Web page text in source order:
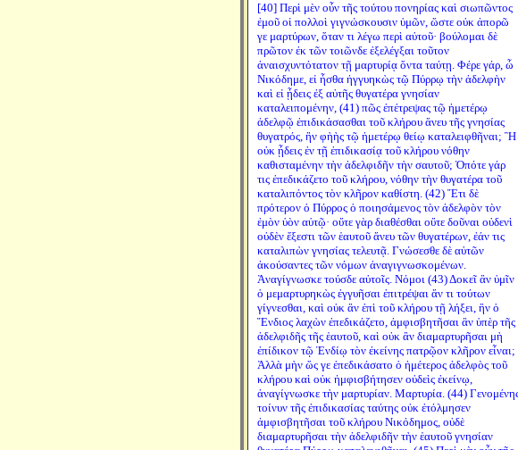
[40] Περὶ μὲν οὖν τῆς τούτου πονηρίας καὶ σιωπῶντος
ἐμοῦ οἱ πολλοὶ γιγνώσκουσιν ὑμῶν, ὥστε οὐκ ἀπορῶ
γε μαρτύρων, ὅταν τι λέγω περὶ αὐτοῦ· βούλομαι δὲ
πρῶτον ἐκ τῶν τοιῶνδε ἐξελέγξαι τοῦτον
ἀναισχυντότατον τῇ μαρτυρίᾳ ὄντα ταύτῃ. Φέρε γάρ, ὦ
Νικόδημε, εἰ ἦσθα ἠγγυηκὼς τῷ Πύρρῳ τὴν ἀδελφὴν
καὶ εἰ ᾖδεις ἐξ αὐτῆς θυγατέρα γνησίαν
καταλειπομένην, (41) πῶς ἐπέτρεψας τῷ ἡμετέρῳ
ἀδελφῷ ἐπιδικάσασθαι τοῦ κλήρου ἄνευ τῆς γνησίας
θυγατρός, ἣν φὴὴς τῷ ἡμετέρῳ θείῳ καταλειφθῆναι; Ἢ
οὐκ ᾖδεις ἐν τῇ ἐπιδικασίᾳ τοῦ κλήρου νόθην
καθισταμένην τὴν ἀδελφιδῆν τὴν σαυτοῦ; Ὁπότε γάρ
τις ἐπεδικάζετο τοῦ κλήρου, νόθην τὴν θυγατέρα τοῦ
καταλιπόντος τὸν κλῆρον καθίστη. (42) Ἔτι δὲ
πρότερον ὁ Πύρρος ὁ ποιησάμενος τὸν ἀδελφὸν τὸν
ἐμὸν ὑὸν αὑτῷ· οὔτε γὰρ διαθέσθαι οὔτε δοῦναι οὐδενὶ
οὐδὲν ἔξεστι τῶν ἑαυτοῦ ἄνευ τῶν θυγατέρων, ἐάν τις
καταλιπὼν γνησίας τελευτᾷ. Γνώσεσθε δὲ αὐτῶν
ἀκούσαντες τῶν νόμων ἀναγιγνωσκομένων.
Ἀναγίγνωσκε τούσδε αὐτοῖς. Νόμοι (43) Δοκεῖ ἂν ὑμῖν
ὁ μεμαρτυρηκὼς ἐγγυῆσαι ἐπιτρέψαι ἄν τι τούτων
γίγνεσθαι, καὶ οὐκ ἂν ἐπὶ τοῦ κλήρου τῇ λήξει, ἣν ὁ
Ἔνδιος λαχὼν ἐπεδικάζετο, ἀμφισβητῆσαι ἂν ὑπὲρ τῆς
ἀδελφιδῆς τῆς ἑαυτοῦ, καὶ οὐκ ἂν διαμαρτυρῆσαι μὴ
ἐπίδικον τῷ Ἐνδίῳ τὸν ἐκείνης πατρῷον κλῆρον εἶναι;
Ἀλλὰ μὴν ὥς γε ἐπεδικάσατο ὁ ἡμέτερος ἀδελφὸς τοῦ
κλήρου καὶ οὐκ ἠμφισβήτησεν οὐδεὶς ἐκείνῳ,
ἀναγίγνωσκε τὴν μαρτυρίαν. Μαρτυρία. (44)
τοίνυν τῆς ἐπιδικασίας ταύτης οὐκ ἐτόλμησεν
ἀμφισβητῆσαι τοῦ κλήρου Νικόδημος, οὐδὲ
διαμαρτυρῆσαι τὴν ἀδελφιδῆν τὴν ἑαυτοῦ γνησίαν